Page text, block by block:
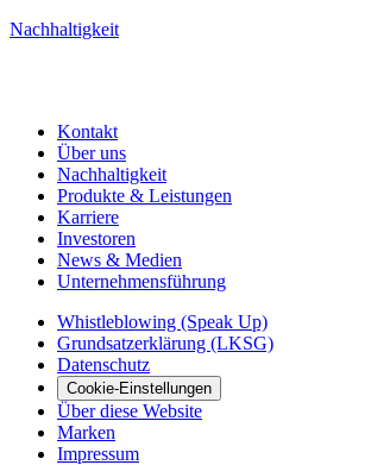
Nachhaltigkeit
Kontakt
Über uns
Nachhaltigkeit
Produkte & Leistungen
Karriere
Investoren
News & Medien
Unternehmensführung
Whistleblowing (Speak Up)
Grundsatzerklärung (LKSG)
Datenschutz
Cookie-Einstellungen
Über diese Website
Marken
Impressum